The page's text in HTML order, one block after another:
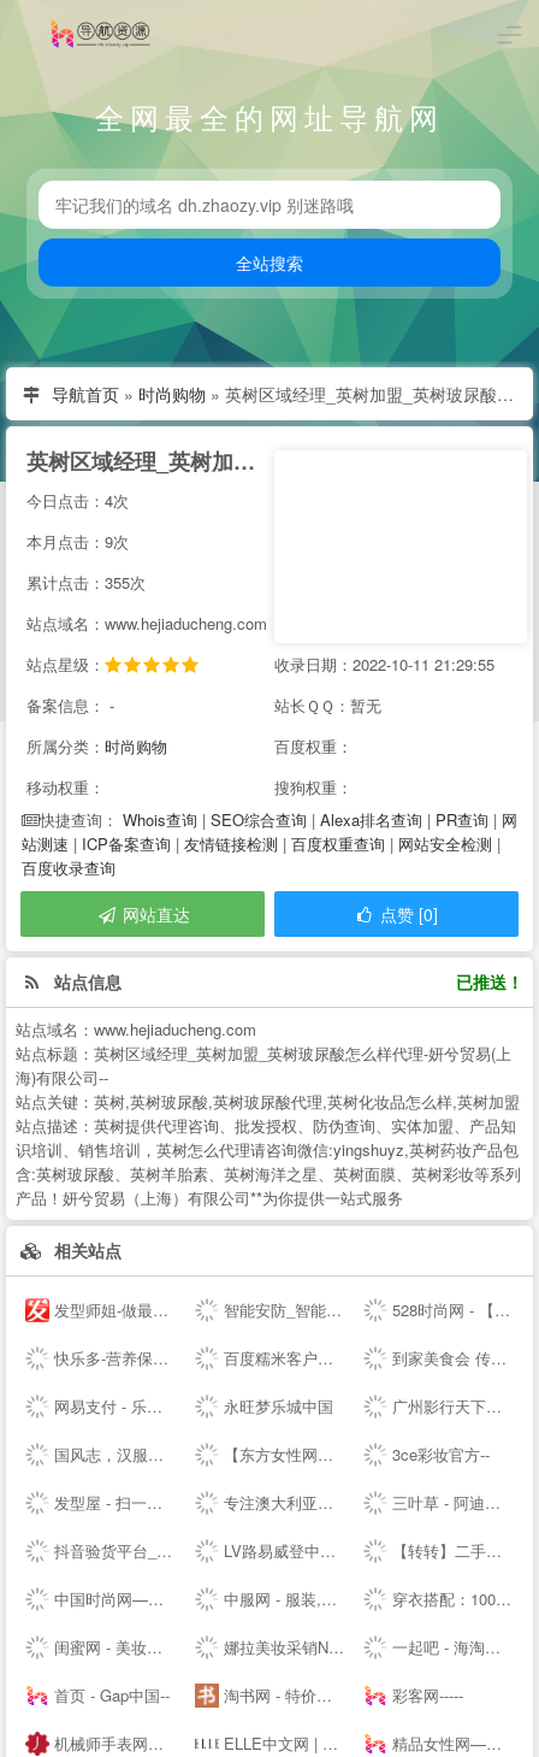
全网最全的网址导航网
导航首页 » 时尚购物 » 英树区域经理_英树加盟_英树玻尿酸怎么样代理-妍兮贸易(上海)有限公司--
英树区域经理_英树加盟_英树玻尿酸怎么样代理-妍兮贸易(上海)有限公司--
今日点击：4次
本月点击：9次
累计点击：355次
站点域名：www.hejiaducheng.com
站点星级：
收录日期：2022-10-11 21:29:55
备案信息： -
站长ＱＱ：暂无
所属分类： 时尚购物
百度权重：
移动权重：
搜狗权重：
快捷查询： Whois查询 | SEO综合查询 | Alexa排名查询 | PR查询 | 网
站测速 | ICP备案查询 | 友情链接检测 | 百度权重查询 | 网站安全检测 |
百度收录查询
网站直达 点赞 [0]
站点信息 已推送！
站点域名： www.hejiaducheng.com
站点标题： 英树区域经理_英树加盟_英树玻尿酸怎么样代理-妍兮贸易(上
海)有限公司--
站点关键： 英树,英树玻尿酸,英树玻尿酸代理,英树化妆品怎么样,英树加盟
站点描述： 英树提供代理咨询、批发授权、防伪查询、实体加盟、产品知
识培训、销售培训，英树怎么代理请咨询微信:yingshuyz,英树药妆产品包
含:英树玻尿酸、英树羊胎素、英树海洋之星、英树面膜、英树彩妆等系列
产品！妍兮贸易（上海）有限公司**为你提供一站式服务
相关站点
发型师姐-做最贴心的发型设计网 智能安防_智能家居_智能办公_人工智能机器人-梨花恋-- 528时尚网 - 【HAO528时尚网】
快乐多-营养保健,美容护肤品专业网,打造品质好生活,值得信赖 百度糯米客户端--百度糯米--客户端下载页 到家美食会 传递好滋味
网易支付 - 乐生活，易支付 永旺梦乐城中国 广州影行天下文化传播有限公司
国风志，汉服正版导航站 Guofengzhi, Hanfu Genuine Navigation Station | 【东方女性网】女人我最大做时尚潮女人_时尚潮流女性_时尚女人 3ce彩妆官方--
发型屋 - 扫一扫自己脸型配发型设计软件 专注澳大利亚特产和新西兰特产的澳洲中文网 - 0061澳洲制造 三叶草 - 阿迪达斯三叶草 - 三叶草--
抖音验货平台_抖音带货达人-种草之家 LV路易威登中国-- - LOUIS VUITTON官方--中文版 | LV-- 【转转】二手交易网,二手手机交易网,58闲置交易APP,转转客服
中国时尚网—国内时尚潮流生活方式融媒体平台 中服网 - 服装,服饰,服装品牌,服装招商,服装代理加盟,女装,男装,童装,休闲装,服装媒体,服装设计,服装资讯 穿衣搭配：100款服装搭配技巧-穿衣搭配网-搭配搜
闺蜜网 - 美妆互动媒体 消费参考决策入口 娜拉美妆采销NALA - 为全球美妆商家提供采销服务的平台 一起吧 - 海淘购物网站大全，国外购物海外购，全球品牌商家华人网购导航
首页 - Gap中国-- 淘书网 - 特价好书天天抢 彩客网-----
机械师手表网—海外自营仓储直邮手表，名表百年品牌文化 ELLE中文网 | 全新高端女性-- | ELLE 世界时装之苑杂志-- 精品女性网—都市白领最喜爱的高端女性新媒体平台